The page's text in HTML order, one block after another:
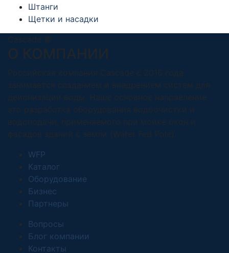
Штанги
Щетки и насадки
WFP
Каталог
Оборудование
Бизнес
Партнеры
Вопросы
Блог компании
Контакты